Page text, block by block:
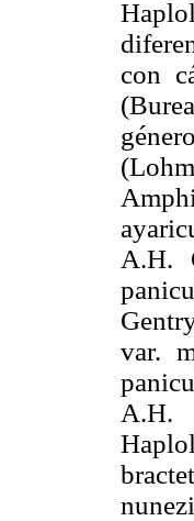
con
A.H.
var.
A.H.